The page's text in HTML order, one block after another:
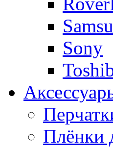
Sony
Плёнки